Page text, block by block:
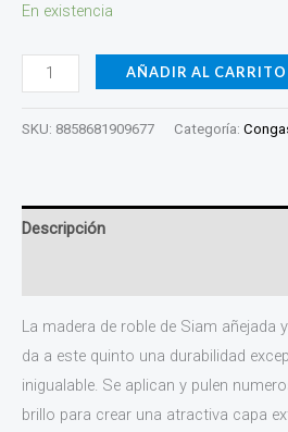
En existencia
TC-
cantidad
AÑADIR AL CARRITO
SKU: 8858681909677 Categoría:
Descripción
La madera de roble de Siam añejada
da a este quinto una durabilidad
inigualable. Se aplican y pulen
brillo para crear una atractiva capa